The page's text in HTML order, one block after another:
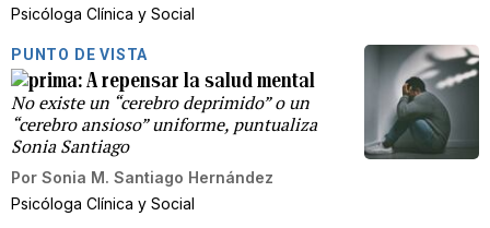
Psicóloga Clínica y Social
PUNTO DE VISTA
A repensar la salud mental
No existe un “cerebro deprimido” o un
“cerebro ansioso” uniforme, puntualiza
Sonia Santiago
Por Sonia M. Santiago Hernández
Psicóloga Clínica y Social